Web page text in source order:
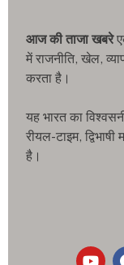
आज की ताजा खबरे
में राजनीति, खेल,
करता है।
यह भारत का
रीयल-टाइम,
है।